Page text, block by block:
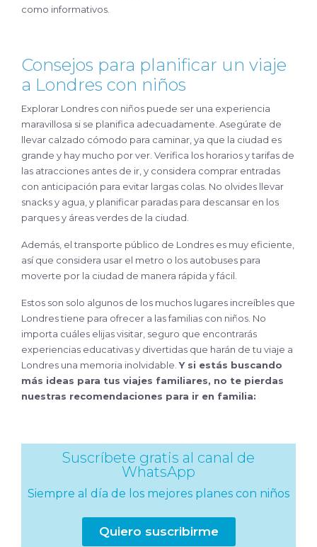
como informativos.
Consejos para planificar un viaje
a Londres con niños
Explorar Londres con niños puede ser una experiencia
maravillosa si se planifica adecuadamente. Asegúrate de
llevar calzado cómodo para caminar, ya que la ciudad es
grande y hay mucho por ver. Verifica los horarios y tarifas de
las atracciones antes de ir, y considera comprar entradas
con anticipación para evitar largas colas. No olvides llevar
snacks y agua, y planificar paradas para descansar en los
parques y áreas verdes de la ciudad.
Además, el transporte público de Londres es muy eficiente,
así que considera usar el metro o los autobuses para
moverte por la ciudad de manera rápida y fácil.
Estos son solo algunos de los muchos lugares increíbles que
Londres tiene para ofrecer a las familias con niños. No
importa cuáles elijas visitar, seguro que encontrarás
experiencias educativas y divertidas que harán de tu viaje a
Londres una memoria inolvidable.Y si estás buscando
más ideas para tus viajes familiares, no te pierdas
nuestras recomendaciones para ir en familia:
Suscríbete gratis al canal de
WhatsApp
Siempre al día de los mejores planes con niños
Quiero suscribirme